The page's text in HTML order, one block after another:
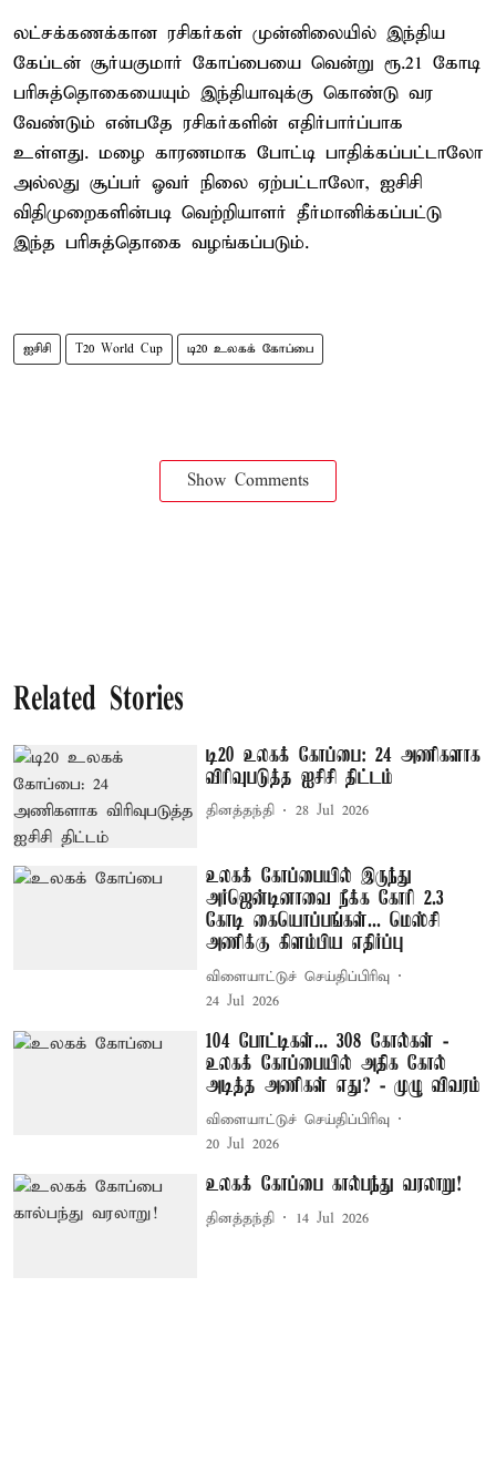
லட்சக்கணக்கான ரசிகர்கள் முன்னிலையில் இந்திய
கேப்டன் சூர்யகுமார் கோப்பையை வென்று ரூ.21 கோடி
பரிசுத்தொகையையும் இந்தியாவுக்கு கொண்டு வர
வேண்டும் என்பதே ரசிகர்களின் எதிர்பார்ப்பாக
உள்ளது. மழை காரணமாக போட்டி பாதிக்கப்பட்டாலோ
அல்லது சூப்பர் ஓவர் நிலை ஏற்பட்டாலோ, ஐசிசி
விதிமுறைகளின்படி வெற்றியாளர் தீர்மானிக்கப்பட்டு
இந்த பரிசுத்தொகை வழங்கப்படும்.
ஐசிசி T20 World Cup டி20 உலகக் கோப்பை
Show Comments
Related Stories
டி20 உலகக் கோப்பை: 24 அணிகளாக
விரிவுபடுத்த ஐசிசி திட்டம்
தினத்தந்தி 28 Jul 2026
உலகக் கோப்பையில் இருந்து
அர்ஜென்டினாவை நீக்க கோரி 2.3
கோடி கையொப்பங்கள்... மெஸ்சி
அணிக்கு கிளம்பிய எதிர்ப்பு
விளையாட்டுச் செய்திப்பிரிவு
24 Jul 2026
104 போட்டிகள்... 308 கோல்கள் -
உலகக் கோப்பையில் அதிக கோல்
அடித்த அணிகள் எது? - முழு விவரம்
விளையாட்டுச் செய்திப்பிரிவு
20 Jul 2026
உலகக் கோப்பை கால்பந்து வரலாறு!
தினத்தந்தி 14 Jul 2026